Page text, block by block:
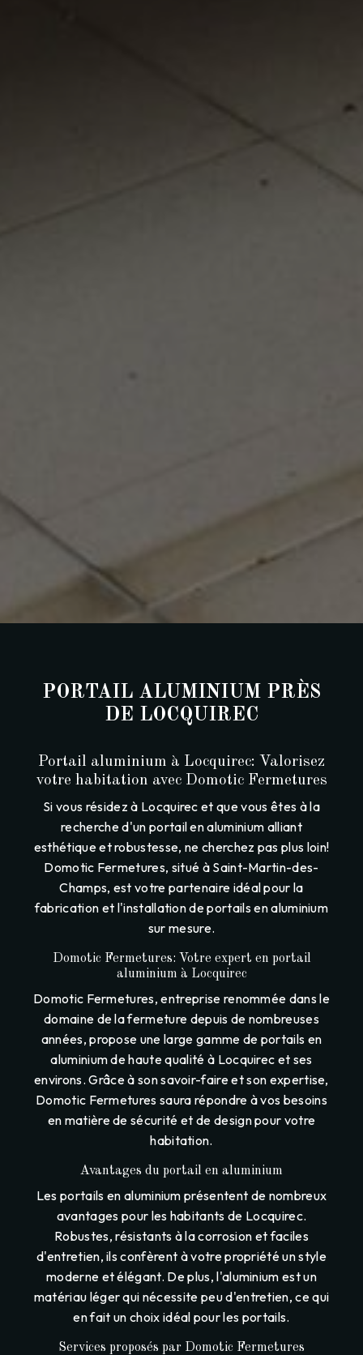
PORTAIL ALUMINIUM PRÈS
DE LOCQUIREC
Portail aluminium à Locquirec: Valorisez
votre habitation avec Domotic Fermetures
Si vous résidez à Locquirec et que vous êtes à la
recherche d'un portail en aluminium alliant
esthétique et robustesse, ne cherchez pas plus loin!
Domotic Fermetures, situé à Saint-Martin-des-
Champs, est votre partenaire idéal pour la
fabrication et l'installation de portails en aluminium
sur mesure.
Domotic Fermetures: Votre expert en portail
aluminium à Locquirec
Domotic Fermetures, entreprise renommée dans le
domaine de la fermeture depuis de nombreuses
années, propose une large gamme de portails en
aluminium de haute qualité à Locquirec et ses
environs. Grâce à son savoir-faire et son expertise,
Domotic Fermetures saura répondre à vos besoins
en matière de sécurité et de design pour votre
habitation.
Avantages du portail en aluminium
Les portails en aluminium présentent de nombreux
avantages pour les habitants de Locquirec.
Robustes, résistants à la corrosion et faciles
d'entretien, ils confèrent à votre propriété un style
moderne et élégant. De plus, l'aluminium est un
matériau léger qui nécessite peu d'entretien, ce qui
en fait un choix idéal pour les portails.
Services proposés par Domotic Fermetures